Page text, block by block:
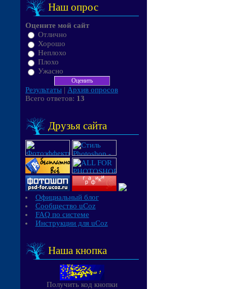
Наш опрос
Оцените мой сайт
Отлично
Хорошо
Неплохо
Плохо
Ужасно
Результаты | Архив опросов
Всего ответов: 13
Друзья сайта
Официальный блог
Сообщество uCoz
FAQ по системе
Инструкции для uCoz
Наша кнопка
Получить код кнопки